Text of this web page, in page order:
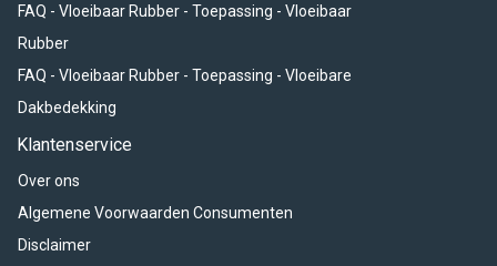
FAQ - Vloeibaar Rubber - Toepassing - Vloeibaar
Rubber
FAQ - Vloeibaar Rubber - Toepassing - Vloeibare
Dakbedekking
Klantenservice
Over ons
Algemene Voorwaarden Consumenten
Disclaimer